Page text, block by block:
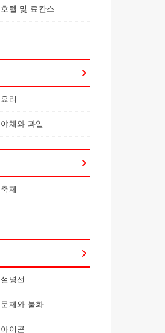
호텔 및 료칸스
요리
야채와 과일
축제
설명선
문제와 불화
아이콘